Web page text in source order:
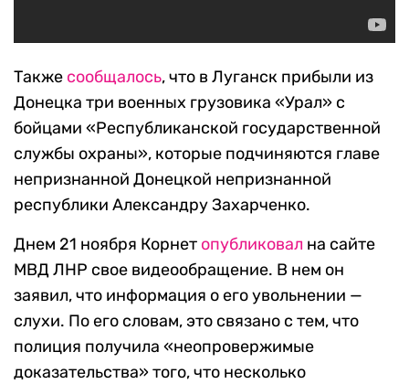
Также сообщалось, что в Луганск прибыли из
Донецка три военных грузовика «Урал» с
бойцами «Республиканской государственной
службы охраны», которые подчиняются главе
непризнанной Донецкой непризнанной
республики Александру Захарченко.
Днем 21 ноября Корнет опубликовал на сайте
МВД ЛНР свое видеообращение. В нем он
заявил, что информация о его увольнении —
слухи. По его словам, это связано с тем, что
полиция получила «неопровержимые
доказательства» того, что несколько